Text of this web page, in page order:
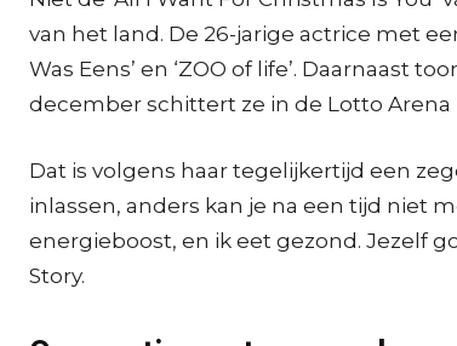
van het land. De 26-jarige actrice met
Was Eens’ en ‘ZOO of life’. Daarnaast
december schittert ze in de Lotto Arena
Dat is volgens haar tegelijkertijd een
inlassen, anders kan je na een tijd niet
energieboost, en ik eet gezond. Jezelf
Story.